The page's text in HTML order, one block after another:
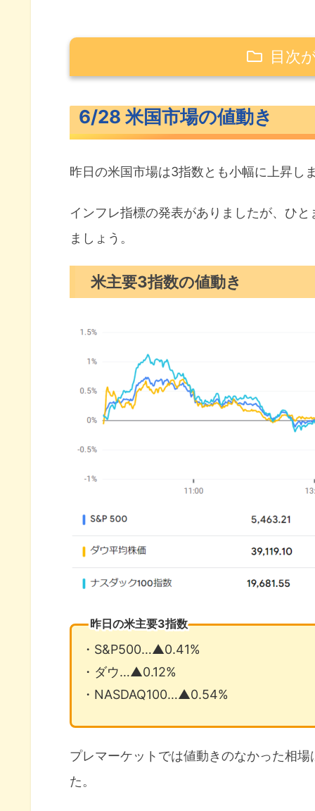
目次
米主要3指数の値動き
S&P500ヒートマップ
セクター別パフォーマンス
米国市場のトピックス
インフレ伸び減速みえたPCEデ
インフレ期待が低下したミシ
7月の注目イベントについて
まとめ
6/28 米国市場の値動き
昨日の米国市場は3指数とも小幅に上昇し
インフレ指標の発表がありましたが、ひ
ましょう。
米主要3指数の値動き
昨日の米主要3指数
・S&P500…▲0.41%
・ダウ…▲0.12%
・NASDAQ100…▲0.54%
プレマーケットでは値動きのなかった相
た。